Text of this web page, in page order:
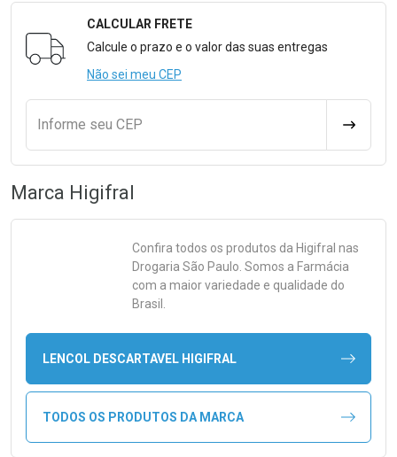
Formulário para Calcular o Frete
CALCULAR FRETE
Calcule o prazo e o valor das suas entregas
Não sei meu CEP
Informe seu CEP
Marca Higifral
Confira todos os produtos da Higifral nas
Drogaria São Paulo. Somos a Farmácia
com a maior variedade e qualidade do
Brasil.
LENCOL DESCARTAVEL HIGIFRAL
TODOS OS PRODUTOS DA MARCA